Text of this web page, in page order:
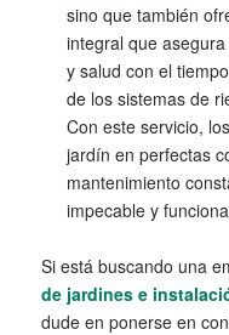
sino que también
integral que
y salud con el
de los sistemas de
Con este servicio,
jardín en perfectas
mantenimiento
impecable y
Si está buscando una
de jardines e
dude en ponerse en